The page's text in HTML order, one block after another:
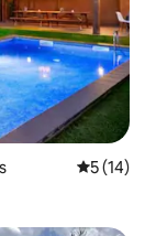
Vidutinis
5 (14)